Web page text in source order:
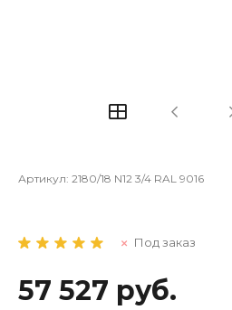
Артикул: 2180/18 N12 3/4 RAL 9016
Под заказ
57 527 руб.